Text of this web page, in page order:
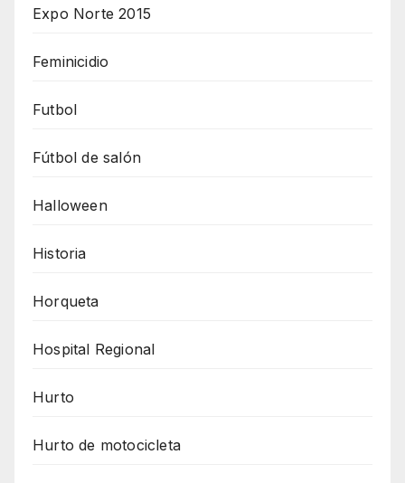
Expo Norte 2015
Feminicidio
Futbol
Fútbol de salón
Halloween
Historia
Horqueta
Hospital Regional
Hurto
Hurto de motocicleta